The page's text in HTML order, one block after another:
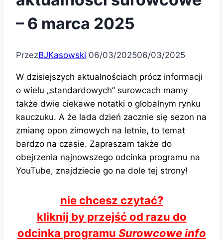
– 6 marca 2025
PrzezBJKasowski 06/03/202506/03/2025
W dzisiejszych aktualnościach prócz informacji
o wielu „standardowych” surowcach mamy
także dwie ciekawe notatki o globalnym rynku
kauczuku. A że lada dzień zacznie się sezon na
zmianę opon zimowych na letnie, to temat
bardzo na czasie. Zapraszam także do
obejrzenia najnowszego odcinka programu na
YouTube, znajdziecie go na dole tej strony!
nie chcesz czytać?
kliknij by przejść od razu do
odcinka programu Surowcowe info